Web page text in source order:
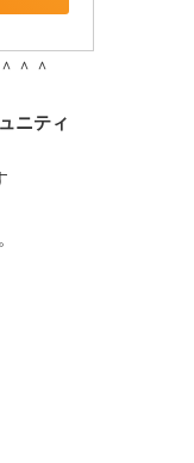
＾＾
ニティ